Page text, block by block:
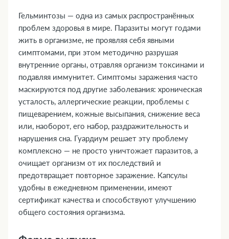
транспортными средствами и механизмами
15. Совместимость с алкоголем
16. Условия хранения
17. ТОП-5 вопросов эксперту
Гельминтозы — одна из самых распространённых
проблем здоровья в мире. Паразиты могут годами
жить в организме, не проявляя себя явными
симптомами, при этом методично разрушая
внутренние органы, отравляя организм токсинами и
подавляя иммунитет. Симптомы заражения часто
маскируются под другие заболевания: хроническая
усталость, аллергические реакции, проблемы с
пищеварением, кожные высыпания, снижение веса
или, наоборот, его набор, раздражительность и
нарушения сна. Гуардиум решает эту проблему
комплексно — не просто уничтожает паразитов, а
очищает организм от их последствий и
предотвращает повторное заражение. Капсулы
удобны в ежедневном применении, имеют
сертификат качества и способствуют улучшению
общего состояния организма.